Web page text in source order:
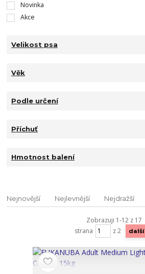
Novinka
Akce
Velikost psa
Věk
Podle určení
Příchuť
Hmotnost balení
Nejnovější Nejlevnější Nejdražší
Zobrazuji 1-12 z 17
strana
z 2 další